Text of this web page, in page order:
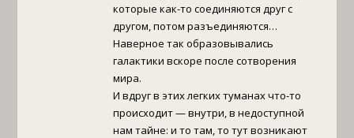
которые как-то соединяются друг с
другом, потом разъединяются…
Наверное так образовывались
галактики вскоре после сотворения
мира.
И вдруг в этих легких туманах что-то
происходит — внутри, в недоступной
нам тайне: и то там, то тут возникают